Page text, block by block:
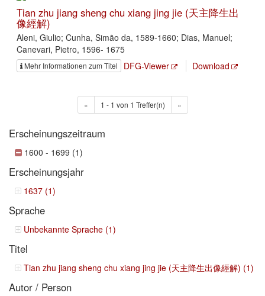
Tian zhu jiang sheng chu xiang jing jie (天主降生出
像經解)
Aleni, Giulio; Cunha, Simão da, 1589-1660; Dias, Manuel;
Canevari, Pietro, 1596- 1675
Mehr Informationen zum Titel DFG-Viewer Download
« 1 - 1 von 1 Treffer(n) »
Erscheinungszeitraum
1600 - 1699 (1)
Erscheinungsjahr
1637 (1)
Sprache
Unbekannte Sprache (1)
Titel
Tian zhu jiang sheng chu xiang jing jie (天主降生出像經解) (1)
Autor / Person